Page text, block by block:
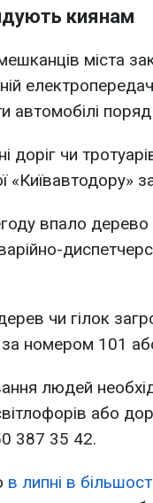
киянам
міста
автомобілі
доріг чи
«Київавтодору»
впало дерево
чи гілок
за номером 101
людей
або
387 35 42.
в липні в